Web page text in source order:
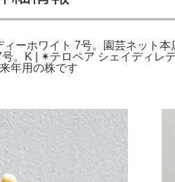
ーホワイト 7号。園芸ネット
号。K | ✴︎テロペア シェイデ
年用の株です